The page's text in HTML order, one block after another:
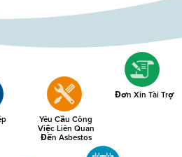
Yêu Cầu Công
Việc Liên Quan
Đến Asbestos
Đơn Xin Tài Trợ